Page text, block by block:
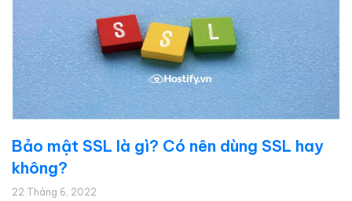
Bảo mật SSL là gì? Có nên dùng SSL hay
không?
22 Tháng 6, 2022